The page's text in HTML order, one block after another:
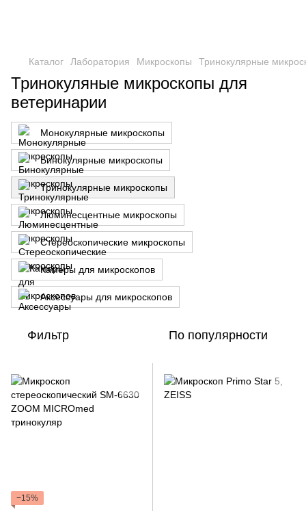
Каталог Лаборатория Микроскопы Тринокулярные
Тринокуляные микроскопы для
ветеринарии
Монокулярные микроскопы
Бинокулярные микроскопы
Тринокулярные микроскопы
Люминесцентные микроскопы
Стереоскопические микроскопы
Камеры для микроскопов
Аксессуары для микроскопов
Фильтр По популярности
−15%